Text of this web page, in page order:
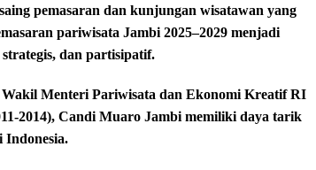
pemasaran dan kunjungan wisatawan yang
pariwisata Jambi 2025–2029 menjadi
dan partisipatif.
Menteri Pariwisata dan Ekonomi Kreatif RI
2014), Candi Muaro Jambi memiliki daya tarik
Indonesia.